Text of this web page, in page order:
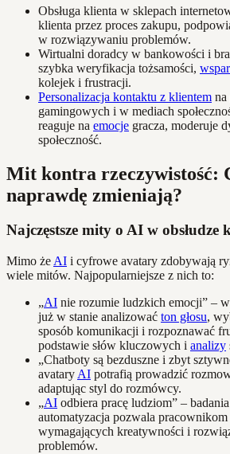
Obsługa klienta w sklepach
klienta przez proces zakupu,
w rozwiązywaniu problemów.
Wirtualni doradcy w bankowości i
szybka weryfikacja tożsamości,
kolejek i frustracji.
Personalizacja kontaktu z klientem na
gamingowych i w mediach
reaguje na emocje gracza, moderuje
społeczność.
Mit kontra rzeczywistość:
naprawdę zmieniają?
Najczęstsze mity o AI w obsłudze
Mimo że AI i cyfrowe avatary zdobywają
wiele mitów. Najpopularniejsze z nich to:
„AI nie rozumie ludzkich emocji” –
już w stanie analizować ton głosu,
sposób komunikacji i rozpoznawać
podstawie słów kluczowych i analizy
„Chatboty są bezduszne i zbyt
avatary AI potrafią prowadzić
adaptując styl do rozmówcy.
„AI odbiera pracę ludziom” –
automatyzacja pozwala pracownikom
wymagających kreatywności i
problemów.